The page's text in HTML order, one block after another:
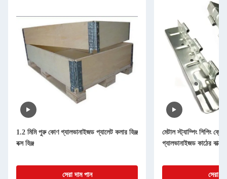
1.2 মিমি পুরু কোণ গ্যালভানাইজড প্যালেট কলার হিঞ্জ
বক্স হিঞ্জ
সেরা দাম পান
মেটাল স্ট্যাম্পিং শিপিং
গ্যালভানাইজড কাঠের বাক্স
সেরা